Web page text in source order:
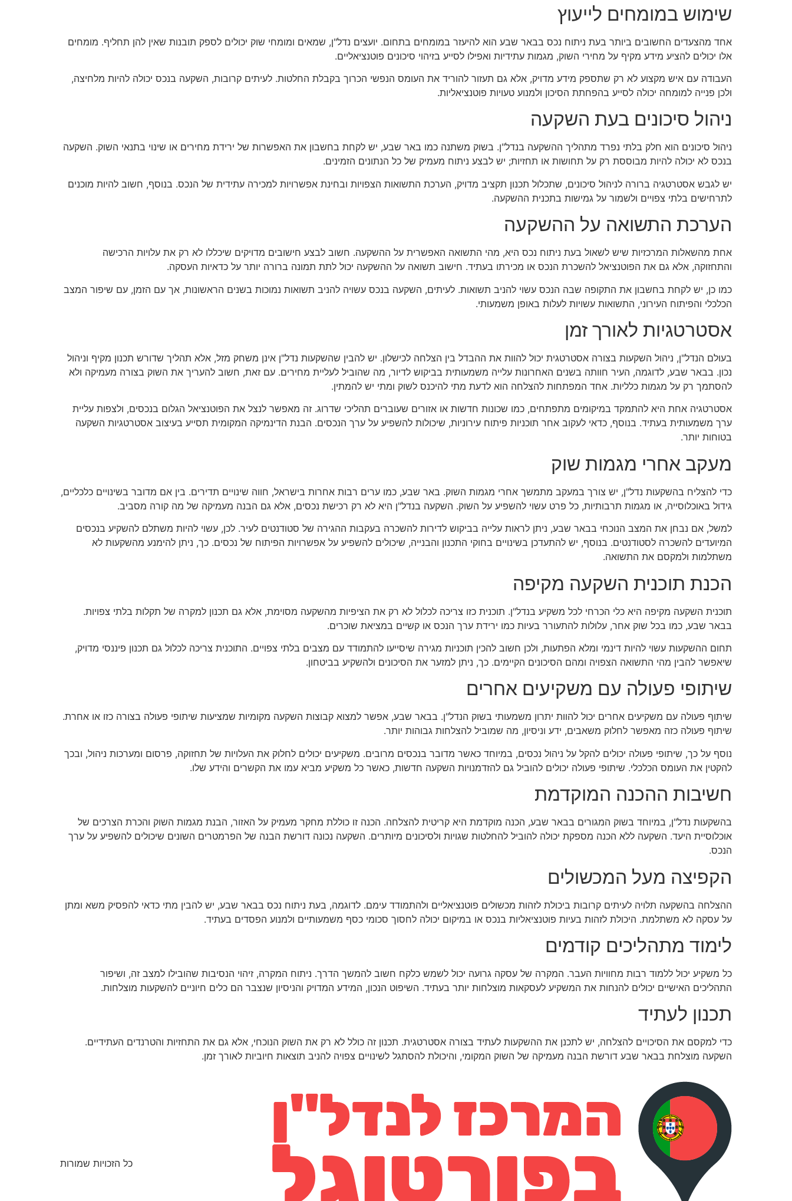
שימוש במומחים לייעוץ
אחד מהצעדים החשובים ביותר בעת ניתוח נכס בבאר שבע הוא להיעזר במומחים בתחום. יועצים נדל"ן, שמאים ומומחי שוק יכולים לספק תובנות שאין להן תחליף. מומחים
אלו יכולים להציע מידע מקיף על מחירי השוק, מגמות עתידיות ואפילו לסייע בזיהוי סיכונים פוטנציאליים.
העבודה עם איש מקצוע לא רק שתספק מידע מדויק, אלא גם תעזור להוריד את העומס הנפשי הכרוך בקבלת החלטות. לעיתים קרובות, השקעה בנכס יכולה להיות מלחיצה,
ולכן פנייה למומחה יכולה לסייע בהפחתת הסיכון ולמנוע טעויות פוטנציאליות.
ניהול סיכונים בעת השקעה
ניהול סיכונים הוא חלק בלתי נפרד מתהליך ההשקעה בנדל"ן. בשוק משתנה כמו באר שבע, יש לקחת בחשבון את האפשרות של ירידת מחירים או שינוי בתנאי השוק. השקעה
בנכס לא יכולה להיות מבוססת רק על תחושות או תחזיות; יש לבצע ניתוח מעמיק של כל הנתונים הזמינים.
יש לגבש אסטרטגיה ברורה לניהול סיכונים, שתכלול תכנון תקציב מדויק, הערכת התשואות הצפויות ובחינת אפשרויות למכירה עתידית של הנכס. בנוסף, חשוב להיות מוכנים
לתרחישים בלתי צפויים ולשמור על גמישות בתכנית ההשקעה.
הערכת התשואה על ההשקעה
אחת מהשאלות המרכזיות שיש לשאול בעת ניתוח נכס היא, מהי התשואה האפשרית על ההשקעה. חשוב לבצע חישובים מדויקים שיכללו לא רק את עלויות הרכישה
והתחזוקה, אלא גם את הפוטנציאל להשכרת הנכס או מכירתו בעתיד. חישוב תשואה על ההשקעה יכול לתת תמונה ברורה יותר על כדאיות העסקה.
כמו כן, יש לקחת בחשבון את התקופה שבה הנכס עשוי להניב תשואות. לעיתים, השקעה בנכס עשויה להניב תשואות נמוכות בשנים הראשונות, אך עם הזמן, עם שיפור המצב
הכלכלי והפיתוח העירוני, התשואות עשויות לעלות באופן משמעותי.
אסטרטגיות לאורך זמן
בעולם הנדל"ן, ניהול השקעות בצורה אסטרטגית יכול להוות את ההבדל בין הצלחה לכישלון. יש להבין שהשקעות נדל"ן אינן משחק מזל, אלא תהליך שדורש תכנון מקיף וניהול
נכון. בבאר שבע, לדוגמה, העיר חוותה בשנים האחרונות עלייה משמעותית בביקוש לדיור, מה שהוביל לעליית מחירים. עם זאת, חשוב להעריך את השוק בצורה מעמיקה ולא
להסתמך רק על מגמות כלליות. אחד המפתחות להצלחה הוא לדעת מתי להיכנס לשוק ומתי יש להמתין.
אסטרטגיה אחת היא להתמקד במיקומים מתפתחים, כמו שכונות חדשות או אזורים שעוברים תהליכי שדרוג. זה מאפשר לנצל את הפוטנציאל הגלום בנכסים, ולצפות עליית
ערך משמעותית בעתיד. בנוסף, כדאי לעקוב אחר תוכניות פיתוח עירוניות, שיכולות להשפיע על ערך הנכסים. הבנת הדינמיקה המקומית תסייע בעיצוב אסטרטגיות השקעה
בטוחות יותר.
מעקב אחרי מגמות שוק
כדי להצליח בהשקעות נדל"ן, יש צורך במעקב מתמשך אחרי מגמות השוק. באר שבע, כמו ערים רבות אחרות בישראל, חווה שינויים תדירים. בין אם מדובר בשינויים כלכליים,
גידול באוכלוסייה, או מגמות תרבותיות, כל פרט עשוי להשפיע על השוק. השקעה בנדל"ן היא לא רק רכישת נכסים, אלא גם הבנה מעמיקה של מה קורה מסביב.
למשל, אם נבחן את המצב הנוכחי בבאר שבע, ניתן לראות עלייה בביקוש לדירות להשכרה בעקבות ההגירה של סטודנטים לעיר. לכן, עשוי להיות משתלם להשקיע בנכסים
המיועדים להשכרה לסטודנטים. בנוסף, יש להתעדכן בשינויים בחוקי התכנון והבנייה, שיכולים להשפיע על אפשרויות הפיתוח של נכסים. כך, ניתן להימנע מהשקעות לא
משתלמות ולמקסם את התשואה.
הכנת תוכנית השקעה מקיפה
תוכנית השקעה מקיפה היא כלי הכרחי לכל משקיע בנדל"ן. תוכנית כזו צריכה לכלול לא רק את הציפיות מהשקעה מסוימת, אלא גם תכנון למקרה של תקלות בלתי צפויות.
בבאר שבע, כמו בכל שוק אחר, עלולות להתעורר בעיות כמו ירידת ערך הנכס או קשיים במציאת שוכרים.
תחום ההשקעות עשוי להיות דינמי ומלא הפתעות, ולכן חשוב להכין תוכניות מגירה שיסייעו להתמודד עם מצבים בלתי צפויים. התוכנית צריכה לכלול גם תכנון פיננסי מדויק,
שיאפשר להבין מהי התשואה הצפויה ומהם הסיכונים הקיימים. כך, ניתן למזער את הסיכונים ולהשקיע בביטחון.
שיתופי פעולה עם משקיעים אחרים
שיתוף פעולה עם משקיעים אחרים יכול להוות יתרון משמעותי בשוק הנדל"ן. בבאר שבע, אפשר למצוא קבוצות השקעה מקומיות שמציעות שיתופי פעולה בצורה כזו או אחרת.
שיתוף פעולה כזה מאפשר לחלוק משאבים, ידע וניסיון, מה שמוביל להצלחות גבוהות יותר.
נוסף על כך, שיתופי פעולה יכולים להקל על ניהול נכסים, במיוחד כאשר מדובר בנכסים מרובים. משקיעים יכולים לחלוק את העלויות של תחזוקה, פרסום ומערכות ניהול, ובכך
להקטין את העומס הכלכלי. שיתופי פעולה יכולים להוביל גם להזדמנויות השקעה חדשות, כאשר כל משקיע מביא עמו את הקשרים והידע שלו.
חשיבות ההכנה המוקדמת
בהשקעות נדל"ן, במיוחד בשוק המגורים בבאר שבע, הכנה מוקדמת היא קריטית להצלחה. הכנה זו כוללת מחקר מעמיק על האזור, הבנת מגמות השוק והכרת הצרכים של
אוכלוסיית היעד. השקעה ללא הכנה מספקת יכולה להוביל להחלטות שגויות ולסיכונים מיותרים. השקעה נכונה דורשת הבנה של הפרמטרים השונים שיכולים להשפיע על ערך
הנכס.
הקפיצה מעל המכשולים
ההצלחה בהשקעה תלויה לעיתים קרובות ביכולת לזהות מכשולים פוטנציאליים ולהתמודד עימם. לדוגמה, בעת ניתוח נכס בבאר שבע, יש להבין מתי כדאי להפסיק משא ומתן
על עסקה לא משתלמת. היכולת לזהות בעיות פוטנציאליות בנכס או במיקום יכולה לחסוך סכומי כסף משמעותיים ולמנוע הפסדים בעתיד.
לימוד מתהליכים קודמים
כל משקיע יכול ללמוד רבות מחוויות העבר. המקרה של עסקה גרועה יכול לשמש כלקח חשוב להמשך הדרך. ניתוח המקרה, זיהוי הנסיבות שהובילו למצב זה, ושיפור
התהליכים האישיים יכולים להנחות את המשקיע לעסקאות מוצלחות יותר בעתיד. השיפוט הנכון, המידע המדויק והניסיון שנצבר הם כלים חיוניים להשקעות מוצלחות.
תכנון לעתיד
כדי למקסם את הסיכויים להצלחה, יש לתכנן את ההשקעות לעתיד בצורה אסטרטגית. תכנון זה כולל לא רק את השוק הנוכחי, אלא גם את התחזיות והטרנדים העתידיים.
השקעה מוצלחת בבאר שבע דורשת הבנה מעמיקה של השוק המקומי, והיכולת להסתגל לשינויים צפויה להניב תוצאות חיוביות לאורך זמן.
כל הזכויות שמורות